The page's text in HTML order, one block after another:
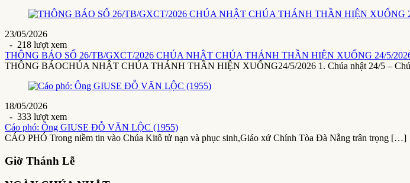
23/05/2026
- 218 lượt xem
THÔNG BÁO SỐ 26/TB/GXCT/2026 CHÚA NHẬT CHÚA THÁNH THẦN HIỆN XUỐNG 24/5/
THÔNG BÁOCHÚA NHẬT CHÚA THÁNH THẦN HIỆN XUỐNG24/5/2026 1. Chúa nhật 24/5 –
18/05/2026
- 333 lượt xem
Cáo phó: Ông GIUSE ĐỖ VĂN LỘC (1955)
CÁO PHÓ Trong niềm tin vào Chúa Kitô tử nạn và phục sinh,Giáo xứ Chính Tòa Đà Nẵng trân trọng […]
Giờ Thánh Lễ